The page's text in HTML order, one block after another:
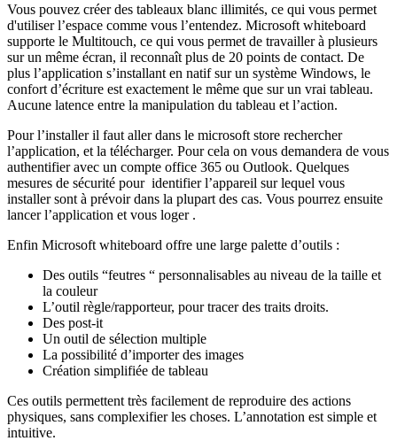
Vous pouvez créer des tableaux blanc illimités, ce qui vous permet
d'utiliser l’espace comme vous l’entendez. Microsoft whiteboard
supporte le Multitouch, ce qui vous permet de travailler à plusieurs
sur un même écran, il reconnaît plus de 20 points de contact. De
plus l’application s’installant en natif sur un système Windows, le
confort d’écriture est exactement le même que sur un vrai tableau.
Aucune latence entre la manipulation du tableau et l’action.
Pour l’installer il faut aller dans le microsoft store rechercher
l’application, et la télécharger. Pour cela on vous demandera de vous
authentifier avec un compte office 365 ou Outlook. Quelques
mesures de sécurité pour identifier l’appareil sur lequel vous
installer sont à prévoir dans la plupart des cas. Vous pourrez ensuite
lancer l’application et vous loger .
Enfin Microsoft whiteboard offre une large palette d’outils :
Des outils “feutres “ personnalisables au niveau de la taille et
la couleur
L’outil règle/rapporteur, pour tracer des traits droits.
Des post-it
Un outil de sélection multiple
La possibilité d’importer des images
Création simplifiée de tableau
Ces outils permettent très facilement de reproduire des actions
physiques, sans complexifier les choses. L’annotation est simple et
intuitive.